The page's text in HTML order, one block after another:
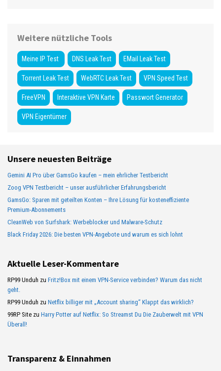
Weitere nützliche Tools
Meine IP Test DNS Leak Test EMail Leak Test
Torrent Leak Test WebRTC Leak Test VPN Speed Test
FreeVPN Interaktive VPN Karte Passwort Generator
VPN Eigentümer
Unsere neuesten Beiträge
Gemini AI Pro über GamsGo kaufen – mein ehrlicher Testbericht
Zoog VPN Testbericht – unser ausführlicher Erfahrungsbericht
GamsGo: Sparen mit geteilten Konten – Ihre Lösung für kosteneffiziente
Premium-Abonnements
CleanWeb von Surfshark: Werbeblocker und Malware-Schutz
Black Friday 2026: Die besten VPN-Angebote und warum es sich lohnt
Aktuelle Leser-Kommentare
RP99 Unduh zu Fritz!Box mit einem VPN-Service verbinden? Warum das nicht
geht.
RP99 Unduh zu Netflix billiger mit „Account sharing“ Klappt das wirklich?
99RP Site zu Harry Potter auf Netflix: So Streamst Du Die Zauberwelt mit VPN
Überall!
Transparenz & Einnahmen